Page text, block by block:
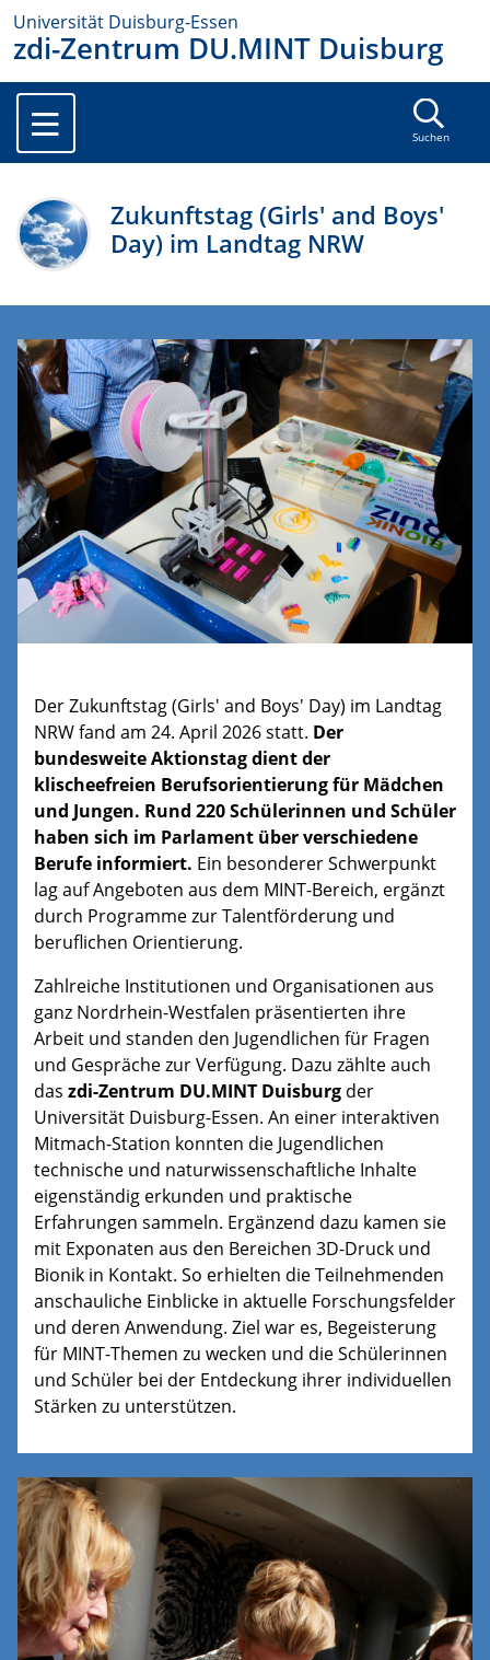
Universität Duisburg-Essen
zdi-Zentrum DU.MINT Duisburg
Suchen
Zukunftstag (Girls' and Boys'
Day) im Landtag NRW
Der Zukunftstag (Girls' and Boys' Day) im Landtag
NRW fand am 24. April 2026 statt. Der
bundesweite Aktionstag dient der
klischeefreien Berufsorientierung für Mädchen
und Jungen. Rund 220 Schülerinnen und Schüler
haben sich im Parlament über verschiedene
Berufe informiert. Ein besonderer Schwerpunkt
lag auf Angeboten aus dem MINT-Bereich, ergänzt
durch Programme zur Talentförderung und
beruflichen Orientierung.
Zahlreiche Institutionen und Organisationen aus
ganz Nordrhein-Westfalen präsentierten ihre
Arbeit und standen den Jugendlichen für Fragen
und Gespräche zur Verfügung. Dazu zählte auch
das zdi-Zentrum DU.MINT Duisburg der
Universität Duisburg-Essen. An einer interaktiven
Mitmach-Station konnten die Jugendlichen
technische und naturwissenschaftliche Inhalte
eigenständig erkunden und praktische
Erfahrungen sammeln. Ergänzend dazu kamen sie
mit Exponaten aus den Bereichen 3D-Druck und
Bionik in Kontakt. So erhielten die Teilnehmenden
anschauliche Einblicke in aktuelle Forschungsfelder
und deren Anwendung. Ziel war es, Begeisterung
für MINT-Themen zu wecken und die Schülerinnen
und Schüler bei der Entdeckung ihrer individuellen
Stärken zu unterstützen.